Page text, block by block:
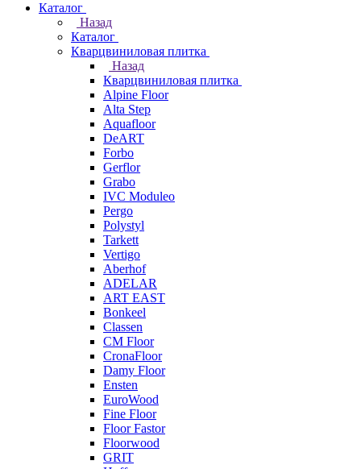
Каталог
Назад
Каталог
Кварцвиниловая плитка
Назад
Кварцвиниловая плитка
Alpine Floor
Alta Step
Aquafloor
DeART
Forbo
Gerflor
Grabo
IVC Moduleo
Pergo
Polystyl
Tarkett
Vertigo
Aberhof
ADELAR
ART EAST
Bonkeel
Classen
CM Floor
CronaFloor
Damy Floor
Ensten
EuroWood
Fine Floor
Floor Fastor
Floorwood
GRIT